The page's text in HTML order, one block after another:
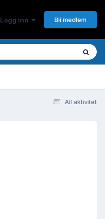
Logg inn Bli medlem
All aktivitet